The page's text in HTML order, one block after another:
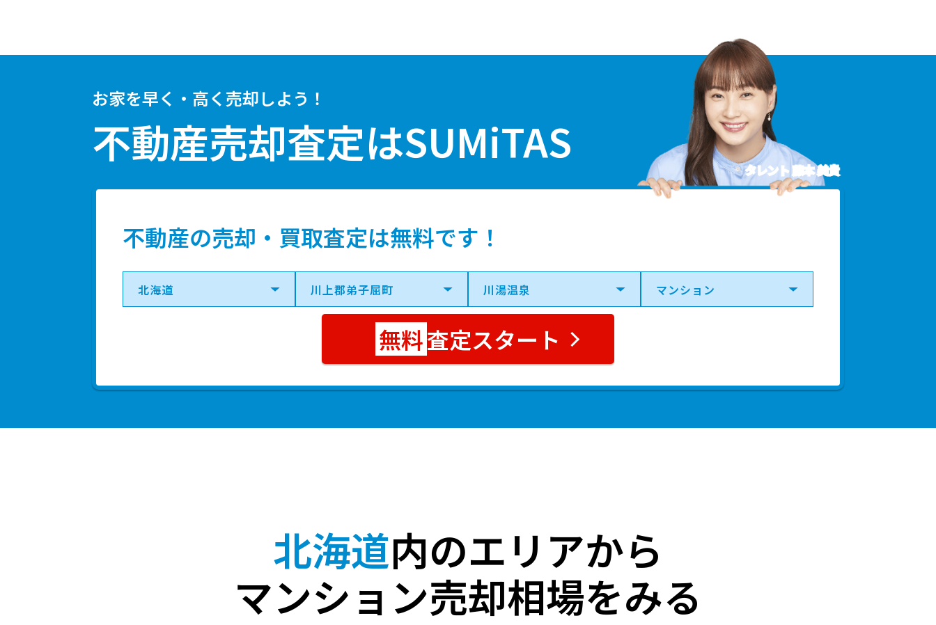
お家を早く・高く売却しよう！
不動産売却査定はSUMiTAS
不動産の売却・買取査定は無料です！
タレント 藤本 美貴
査定スタート
北海道内のエリアから
マンション売却相場をみる